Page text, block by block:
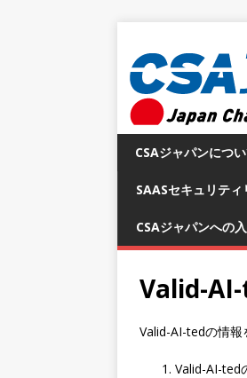
CSAジャパンにつ
SAASセキュリティ
CSAジャパンへの
Valid-
Valid-AI-tedの情報
Valid-AI-ted